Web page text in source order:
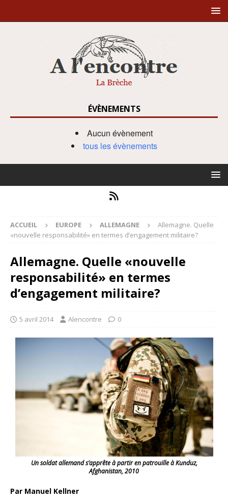
ÉVÈNEMENTS
Aucun évènement
tous les évènements
ACCUEIL EUROPE ALLEMAGNE
Allemagne. Quelle
«nouvelle responsabilité» en termes d’engagement militaire?
Allemagne. Quelle «nouvelle
responsabilité» en termes
d’engagement militaire?
5 avril 2014 Alencontre 0
Un soldat allemand s’apprête à partir en patrouille à Kunduz,
Afghanistan, 2010
Par Manuel Kellner